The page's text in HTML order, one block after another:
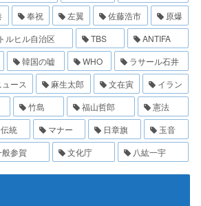
奉祝 左翼 佐藤浩市
原爆
ルヒル自治区 TBS
ANTIFA
韓国の嘘 WHO
ラサール石井
ース 麻生太郎 文在寅
イラン
竹島 福山哲郎
憲法
統 マナー 日章旗
玉音
般参賀 文化庁 八紘一宇